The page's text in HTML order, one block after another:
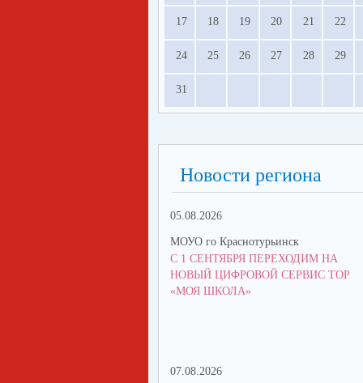
17 18 19 20 21 22
24 25 26 27 28 29
31
Новости региона
05.08.2026
МОУО го Краснотурьинск
С 1 СЕНТЯБРЯ ПЕРЕХОДИМ НА
НОВЫЙ ЦИФРОВОЙ СЕРВИС ТОР
«МОЯ ШКОЛА»
07.08.2026